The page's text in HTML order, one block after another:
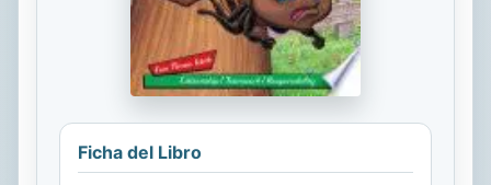
Ficha del Libro